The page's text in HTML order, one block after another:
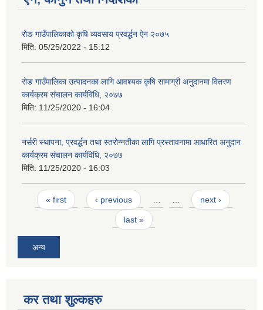
रोङ गाउँपालिकाको कृषि व्यवसाय प्रवर्द्धन ऐन २०७५
मिति: 05/25/2022 - 15:12
रोङ गाउँपालिका उत्पादनका लागि आवश्यक कृषि सामाग्री अनुदानमा वितरण
कार्यक्रम संचालन कार्यविधि, २०७७
मिति: 11/25/2020 - 16:04
नर्सरी स्थापना, प्रवर्द्धन तथा स्तरोन्नतीका लागि प्रस्तावनामा आधारित अनुदान
कार्यक्रम संचालन कार्यविधि, २०७७
मिति: 11/25/2020 - 16:03
Pages
« first ‹ previous … … next ›
last »
अन्य
कर तथा शुल्कहरु